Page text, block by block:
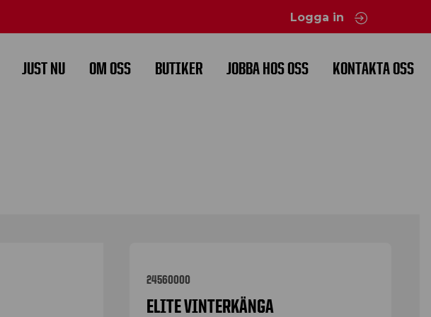
Logga in
JUST NU OM OSS BUTIKER JOBBA HOS OSS KONTAKTA OSS
24560000
ELITE VINTERKÄNGA